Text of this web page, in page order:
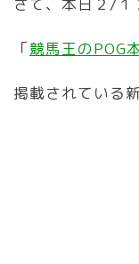
さて、本日２/１
「競馬王の
掲載されている